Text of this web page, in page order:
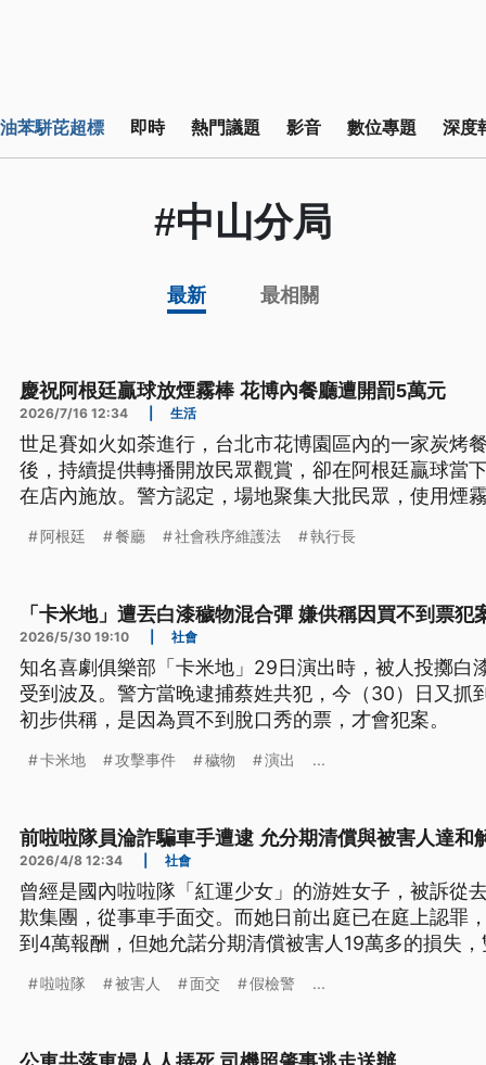
苯駢芘超標 即時 熱門議題 影音 數位專題 深度
#中山分局
最新 最相關
慶祝阿根廷贏球放煙霧棒 花博內餐廳遭開罰5萬元
2026/7/16 12:34 生活
世足賽如火如荼進行，台北市花博園區內的一家炭烤
後，持續提供轉播開放民眾觀賞，卻在阿根廷贏球當
在店內施放。警方認定，場地聚集大批民眾，使用煙
花博的管理單位之一，也認定業者違反契約，將開罰
阿根廷 餐廳 社會秩序維護法 執行長
「卡米地」遭丟白漆穢物混合彈 嫌供稱因買不到票犯
2026/5/30 19:10 社會
知名喜劇俱樂部「卡米地」29日演出時，被人投擲白
受到波及。警方當晚逮捕蔡姓共犯，今（30）日又抓
初步供稱，是因為買不到脫口秀的票，才會犯案。
卡米地 攻擊事件 穢物 演出 ...
前啦啦隊員淪詐騙車手遭逮 允分期清償與被害人達和
2026/4/8 12:34 社會
曾經是國內啦啦隊「紅運少女」的游姓女子，被訴從
欺集團，從事車手面交。而她日前出庭已在庭上認罪
到4萬報酬，但她允諾分期清償被害人19萬多的損失
啦啦隊 被害人 面交 假檢警 ...